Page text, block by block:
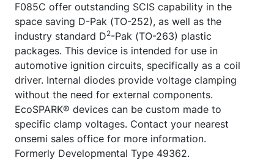
F085C offer outstanding SCIS capability in the
space saving D-Pak (TO-252), as well as the
industry standard D2-Pak (TO-263) plastic
packages. This device is intended for use in
automotive ignition circuits, specifically as a coil
driver. Internal diodes provide voltage clamping
without the need for external components.
EcoSPARK® devices can be custom made to
specific clamp voltages. Contact your nearest
onsemi sales office for more information.
Formerly Developmental Type 49362.